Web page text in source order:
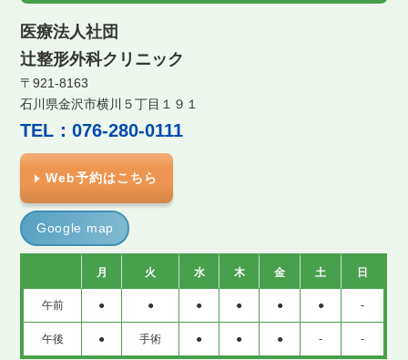
医療法人社団
辻整形外科クリニック
〒921-8163
石川県金沢市横川５丁目１９１
TEL：076-280-0111
Web予約はこちら
Google map
月 火 水 木 金 土 日
午前 ● ● ● ● ● ● -
午後 ● 手術 ● ● ● - -